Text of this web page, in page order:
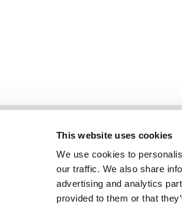
This website uses cookies
We use cookies to
our traffic. We also share
advertising and analytics
provided to them or that